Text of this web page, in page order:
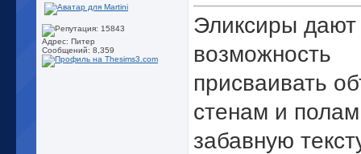
Адрес: Питер
Сообщений: 8,359
Эликсиры дают
возможность
присваивать
стенам и
забавную